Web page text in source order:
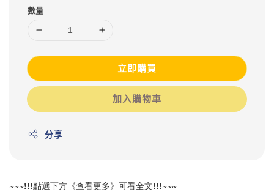
數量
立即購買
加入購物車
分享
~~~!!!點選下方《查看更多》可看全文!!!~~~